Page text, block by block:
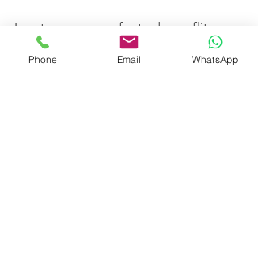
Isso torna-se uma fonte de conflitos
com as metas de desempenho e com
os colegas. Essas pessoas tendem a
Phone Email WhatsApp